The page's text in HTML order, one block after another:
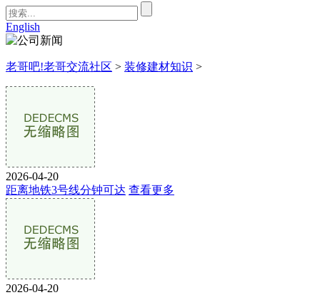
English
老哥吧!老哥交流社区 > 装修建材知识 >
2026-04-20
距离地铁3号线分钟可达 查看更多
2026-04-20